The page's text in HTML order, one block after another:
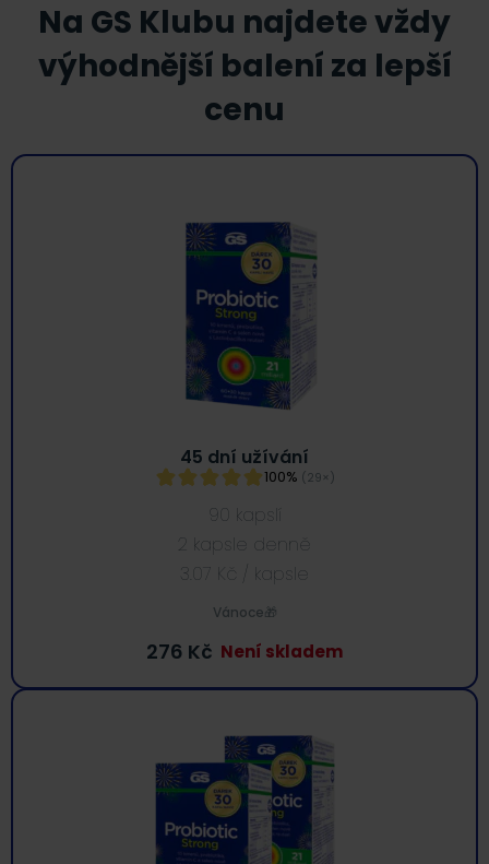
Na GS Klubu najdete vždy
výhodnější balení za lepší
cenu
45 dní užívání
100% (29×)
90 kapslí
2 kapsle denně
3.07 Kč / kapsle
Vánoce🎁
276 Kč Není skladem